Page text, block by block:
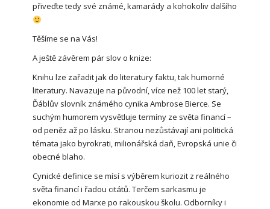
přiveďte tedy své známé, kamarády a kohokoliv dalšího
Těšíme se na Vás!
A ještě závěrem pár slov o knize:
Knihu lze zařadit jak do literatury faktu, tak humorné
literatury. Navazuje na původní, více než 100 let starý,
Ďáblův slovník známého cynika Ambrose Bierce. Se
suchým humorem vysvětluje termíny ze světa financí –
od peněz až po lásku. Stranou nezůstávají ani politická
témata jako byrokrati, milionářská daň, Evropská unie či
obecné blaho.
Cynické definice se mísí s výběrem kuriozit z reálného
světa financí i řadou citátů. Terčem sarkasmu je
ekonomie od Marxe po rakouskou školu. Odborníky i